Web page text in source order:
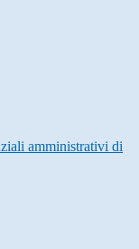
amministrativi di